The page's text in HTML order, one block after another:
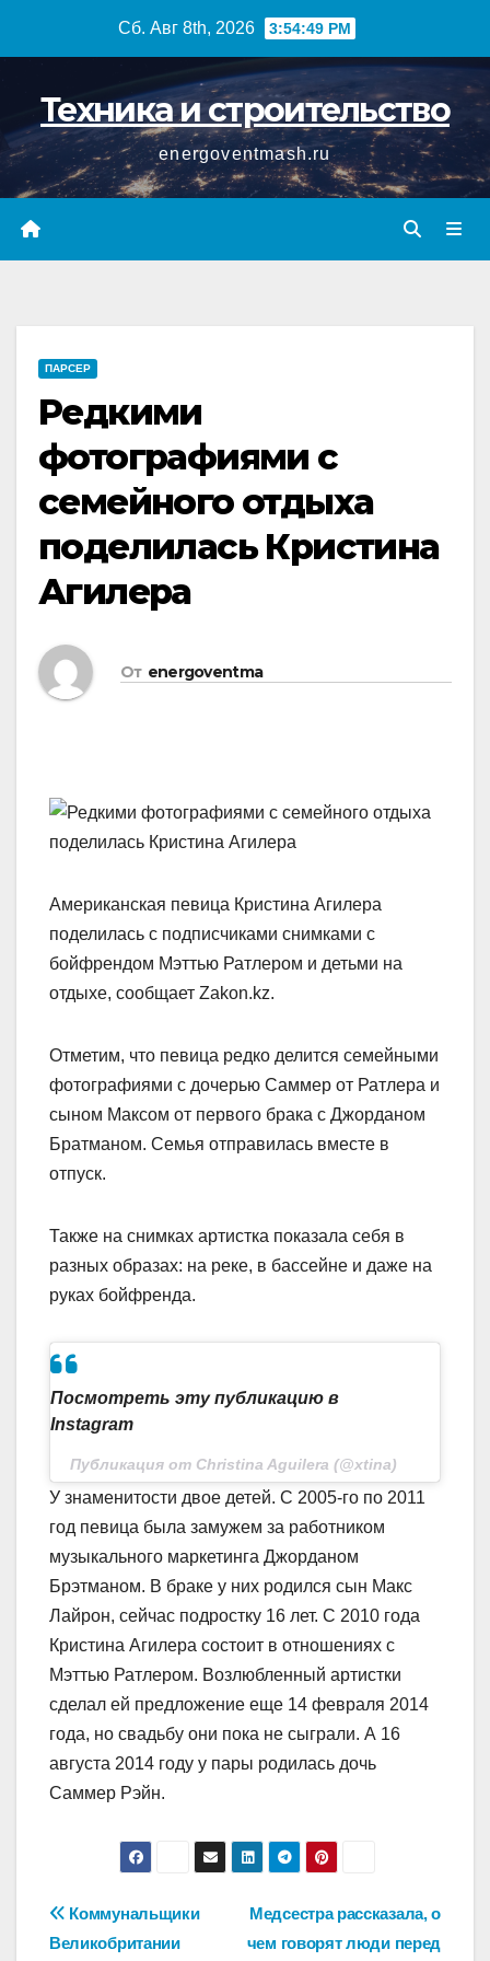
Сб. Авг 8th, 2026 3:54:49 PM
Техника и строительство
energoventmash.ru
ПАРСЕР
Редкими
фотографиями с
семейного отдыха
поделилась Кристина
Агилера
От energoventma
Американская певица Кристина Агилера
поделилась с подписчиками снимками с
бойфрендом Мэттью Ратлером и детьми на
отдыхе, сообщает Zakon.kz.
Отметим, что певица редко делится семейными
фотографиями с дочерью Саммер от Ратлера и
сыном Максом от первого брака с Джорданом
Братманом. Семья отправилась вместе в
отпуск.
Также на снимках артистка показала себя в
разных образах: на реке, в бассейне и даже на
руках бойфренда.
Посмотреть эту публикацию в
Instagram
Публикация от Christina Aguilera (@xtina)
У знаменитости двое детей. С 2005-го по 2011
год певица была замужем за работником
музыкального маркетинга Джорданом
Брэтманом. В браке у них родился сын Макс
Лайрон, сейчас подростку 16 лет. С 2010 года
Кристина Агилера состоит в отношениях с
Мэттью Ратлером. Возлюбленный артистки
сделал ей предложение еще 14 февраля 2014
года, но свадьбу они пока не сыграли. А 16
августа 2014 году у пары родилась дочь
Саммер Рэйн.
Навигация
Медсестра рассказала, о
чем говорят люди перед
Коммунальщики
Великобритании